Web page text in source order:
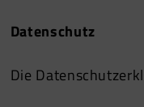
Datenschutz
Die